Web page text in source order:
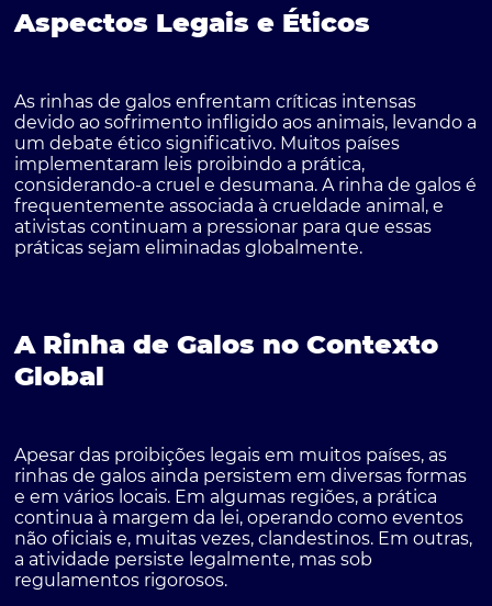
Aspectos Legais e Éticos
As rinhas de galos enfrentam críticas intensas
devido ao sofrimento infligido aos animais, levando a
um debate ético significativo. Muitos países
implementaram leis proibindo a prática,
considerando-a cruel e desumana. A rinha de galos é
frequentemente associada à crueldade animal, e
ativistas continuam a pressionar para que essas
práticas sejam eliminadas globalmente.
A Rinha de Galos no Contexto
Global
Apesar das proibições legais em muitos países, as
rinhas de galos ainda persistem em diversas formas
e em vários locais. Em algumas regiões, a prática
continua à margem da lei, operando como eventos
não oficiais e, muitas vezes, clandestinos. Em outras,
a atividade persiste legalmente, mas sob
regulamentos rigorosos.